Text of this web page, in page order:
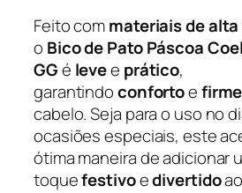
–
L
k
a
A
c
Feito commateriais de
o Bico de Pato Páscoa
GGé levee prático,
garantindoconfortoe
cabelo. Seja para o uso no
ocasiões especiais, este
ótima maneira de adicionar
toquefestivoedivertido